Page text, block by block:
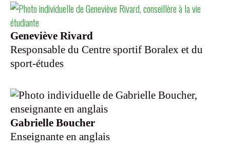
Geneviève Rivard
Responsable du Centre sportif Boralex et du
sport-études
Gabrielle Boucher
Enseignante en anglais